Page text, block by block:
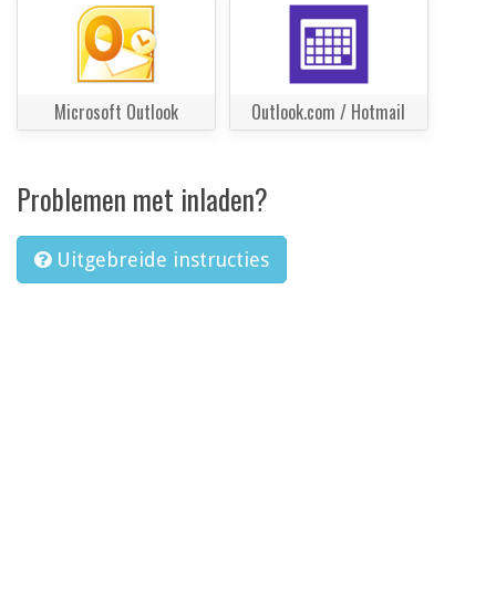
Microsoft Outlook Outlook.com / Hotmail
Problemen met inladen?
Uitgebreide instructies